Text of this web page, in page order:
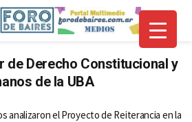
de Derecho Constitucional y
de la UBA
analizaron el Proyecto de Reiterancia en la